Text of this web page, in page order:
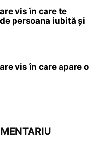
vis în care te
persoana iubită și
vis în care apare o